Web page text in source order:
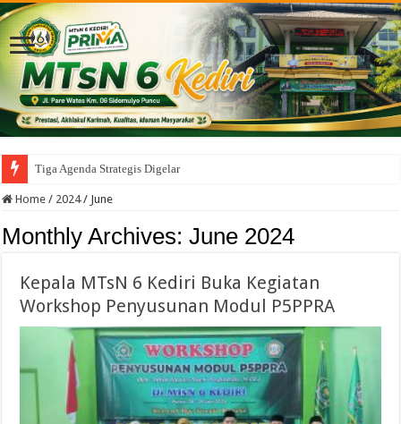
Tiga Agenda Strategis Digelar Serentak di
Home / 2024 / June
Monthly Archives:June 2024
Kepala MTsN 6 Kediri Buka Kegiatan
Workshop Penyusunan Modul P5PPRA